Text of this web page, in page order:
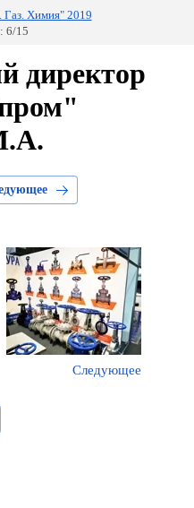
Газ. Химия" 2019
6/15
директор
Следующее